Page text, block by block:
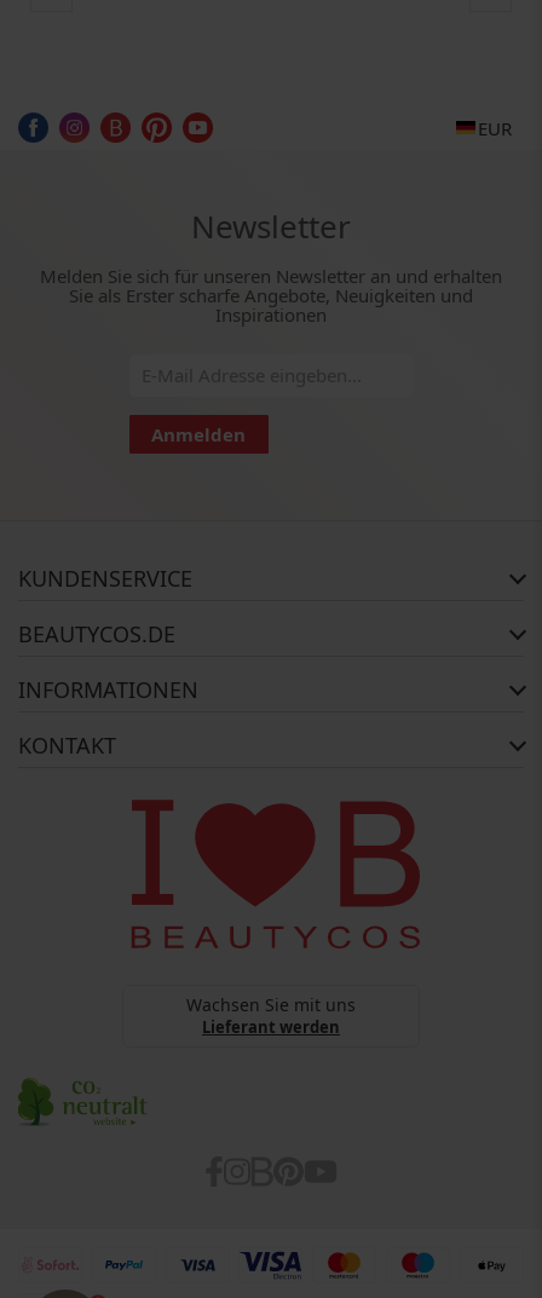
EUR
Newsletter
Melden Sie sich für unseren Newsletter an und erhalten
Sie als Erster scharfe Angebote, Neuigkeiten und
Inspirationen
Anmelden
KUNDENSERVICE
Reklamationsrecht
BEAUTYCOS.DE
INFORMATIONEN
Datenschutz
YouTube Terms Of Services
Cookies
Barrierefreiheitserklärung
KONTAKT
webshop@beautycos.de
Steuernummer: 15/248/11226
Wachsen Sie mit uns
Lieferant werden